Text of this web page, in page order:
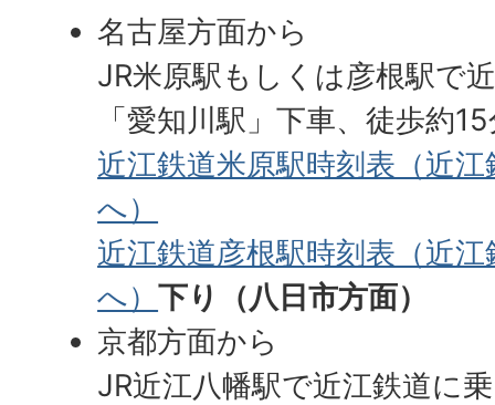
名古屋方面から
JR米原駅もしくは彦根駅で
「愛知川駅」下車、徒歩約
近江鉄道米原駅時刻表（近
へ）
近江鉄道彦根駅時刻表（近
へ）下り（八日市方面）
京都方面から
JR近江八幡駅で近江鉄道に